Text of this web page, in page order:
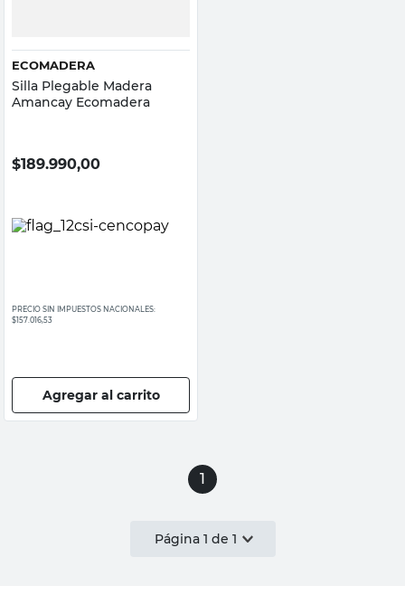
ECOMADERA
Silla Plegable Madera
Amancay Ecomadera
$189.990,00
PRECIO SIN IMPUESTOS NACIONALES:
$157.016,53
Agregar al carrito
1
Página 1 de 1